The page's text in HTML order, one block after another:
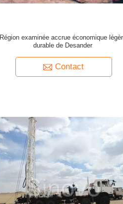
Région examinée accrue économique
durable de Desander
Contact